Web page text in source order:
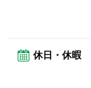
休日・休暇